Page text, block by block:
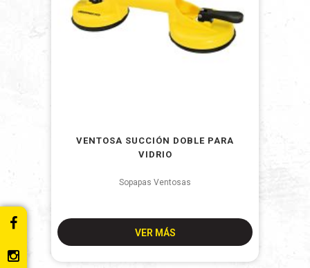
VENTOSA SUCCIÓN DOBLE PARA
VIDRIO
Sopapas Ventosas
VER MÁS